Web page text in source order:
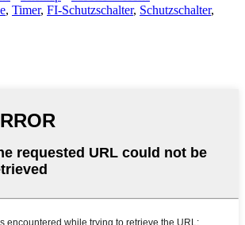
, Timer, FI-Schutzschalter, Schutzschalter,